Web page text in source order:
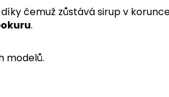
čemuž zůstává sirup v
.
modelů.